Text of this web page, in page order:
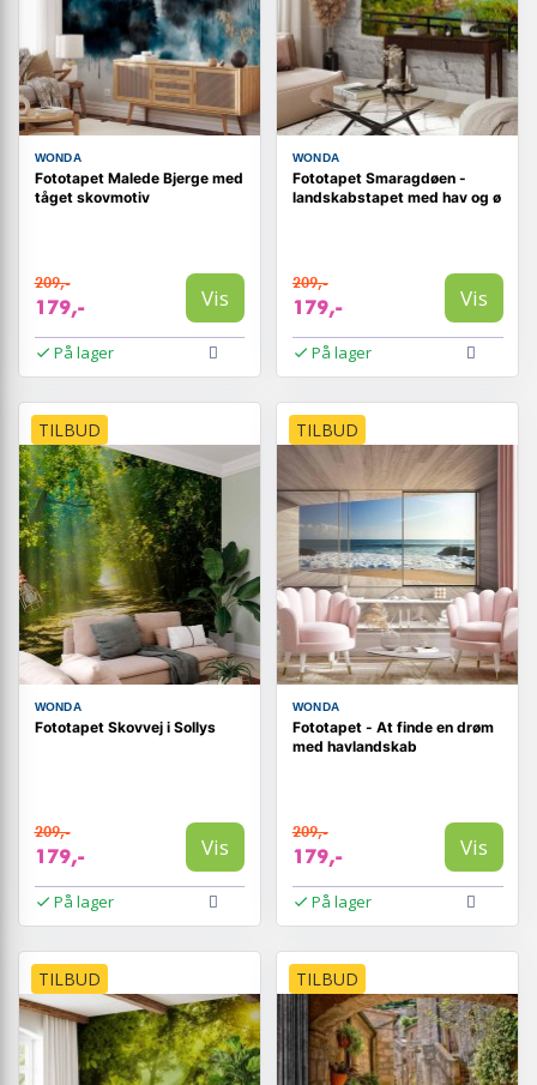
WONDA
Fototapet Malede Bjerge med
tåget skovmotiv
209,-
179,- Vis
På lager
WONDA
Fototapet Smaragdøen -
landskabstapet med hav og ø
209,-
179,- Vis
På lager
TILBUD
WONDA
Fototapet Skovvej i Sollys
209,-
179,- Vis
På lager
TILBUD
WONDA
Fototapet - At finde en drøm
med havlandskab
209,-
179,- Vis
På lager
TILBUD TILBUD